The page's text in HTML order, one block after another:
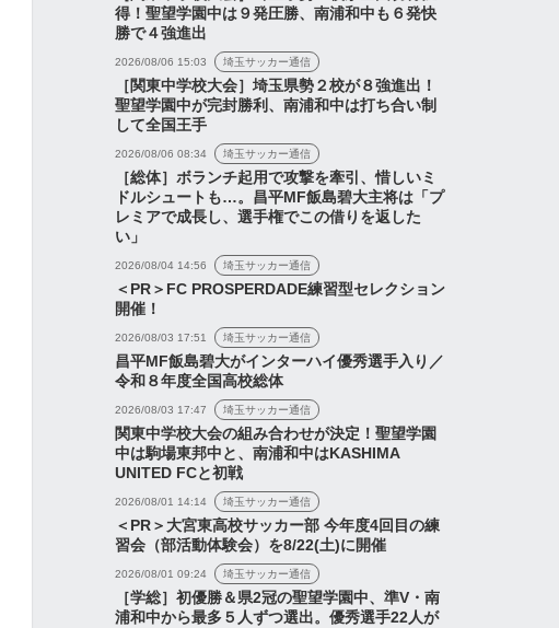
得！聖望学園中は９発圧勝、南浦和中も６発快
勝で４強進出
2026/08/06 15:03 埼玉サッカー通信
［関東中学校大会］埼玉県勢２校が８強進出！
聖望学園中が完封勝利、南浦和中は打ち合い制
して全国王手
2026/08/06 08:34 埼玉サッカー通信
［総体］ボランチ起用で攻撃を牽引、惜しいミ
ドルシュートも…。昌平MF飯島碧大主将は「プ
レミアで成長し、選手権でこの借りを返した
い」
2026/08/04 14:56 埼玉サッカー通信
＜PR＞FC PROSPERDADE練習型セレクション
開催！
2026/08/03 17:51 埼玉サッカー通信
昌平MF飯島碧大がインターハイ優秀選手入り／
令和８年度全国高校総体
2026/08/03 17:47 埼玉サッカー通信
関東中学校大会の組み合わせが決定！聖望学園
中は駒場東邦中と、南浦和中はKASHIMA
UNITED FCと初戦
2026/08/01 14:14 埼玉サッカー通信
＜PR＞大宮東高校サッカー部 今年度4回目の練
習会（部活動体験会）を8/22(土)に開催
2026/08/01 09:24 埼玉サッカー通信
［学総］初優勝＆県2冠の聖望学園中、準V・南
浦和中から最多５人ずつ選出。優秀選手22人が